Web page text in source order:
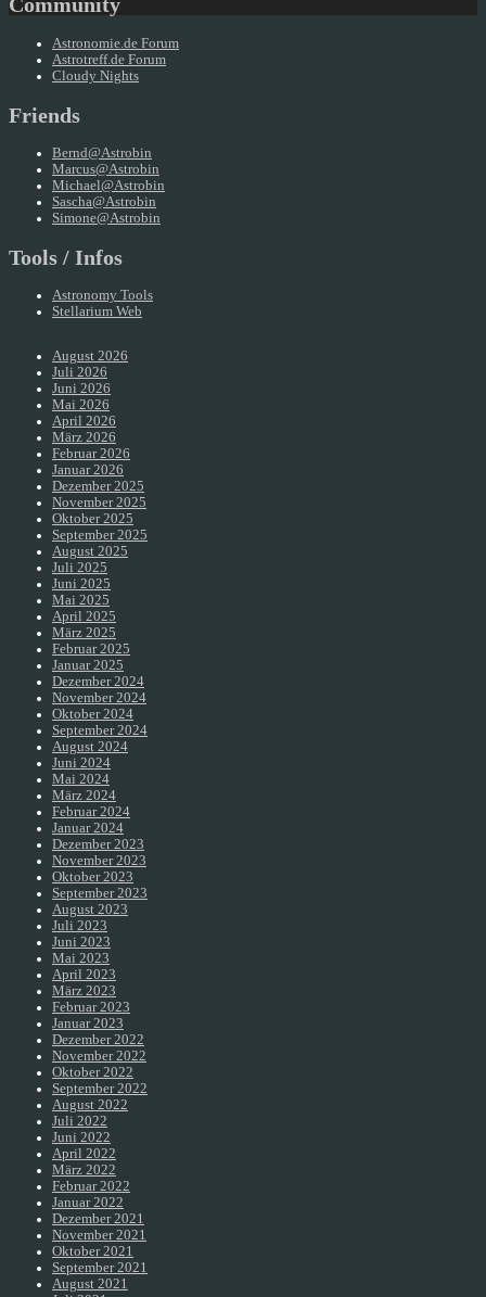
Community
Astronomie.de Forum
Astrotreff.de Forum
Cloudy Nights
Friends
Bernd@Astrobin
Marcus@Astrobin
Michael@Astrobin
Sascha@Astrobin
Simone@Astrobin
Tools / Infos
Astronomy Tools
Stellarium Web
August 2026
Juli 2026
Juni 2026
Mai 2026
April 2026
März 2026
Februar 2026
Januar 2026
Dezember 2025
November 2025
Oktober 2025
September 2025
August 2025
Juli 2025
Juni 2025
Mai 2025
April 2025
März 2025
Februar 2025
Januar 2025
Dezember 2024
November 2024
Oktober 2024
September 2024
August 2024
Juni 2024
Mai 2024
März 2024
Februar 2024
Januar 2024
Dezember 2023
November 2023
Oktober 2023
September 2023
August 2023
Juli 2023
Juni 2023
Mai 2023
April 2023
März 2023
Februar 2023
Januar 2023
Dezember 2022
November 2022
Oktober 2022
September 2022
August 2022
Juli 2022
Juni 2022
April 2022
März 2022
Februar 2022
Januar 2022
Dezember 2021
November 2021
Oktober 2021
September 2021
August 2021